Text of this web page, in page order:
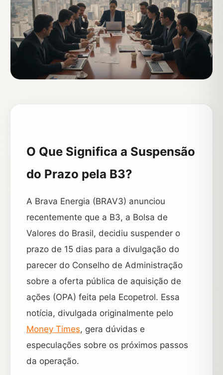
O Que Significa a Suspensão
do Prazo pela B3?
A Brava Energia (BRAV3) anunciou
recentemente que a B3, a Bolsa de
Valores do Brasil, decidiu suspender o
prazo de 15 dias para a divulgação do
parecer do Conselho de Administração
sobre a oferta pública de aquisição de
ações (OPA) feita pela Ecopetrol. Essa
notícia, divulgada originalmente pelo
Money Times, gera dúvidas e
especulações sobre os próximos passos
da operação.